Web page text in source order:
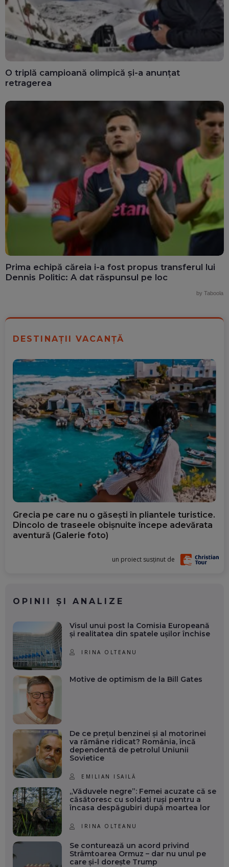
O triplă campioană olimpică și-a anunțat
retragerea
Prima echipă căreia i-a fost propus transferul lui
Dennis Politic: A dat răspunsul pe loc
by Taboola
DESTINAȚII VACANȚĂ
Grecia pe care nu o găsești în pliantele turistice.
Dincolo de traseele obișnuite începe adevărata
aventură (Galerie foto)
un proiect susținut de
OPINII ȘI ANALIZE
Visul unui post la Comisia Europeană
și realitatea din spatele ușilor închise
IRINA OLTEANU
Motive de optimism de la Bill Gates
De ce prețul benzinei și al motorinei
va rămâne ridicat? România, încă
dependentă de petrolul Uniunii
Sovietice
EMILIAN ISAILĂ
„Văduvele negre”: Femei acuzate că se
căsătoresc cu soldați ruși pentru a
încasa despăgubiri după moartea lor
IRINA OLTEANU
Se conturează un acord privind
Strâmtoarea Ormuz – dar nu unul pe
care și-l dorește Trump